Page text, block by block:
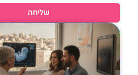
שליחה